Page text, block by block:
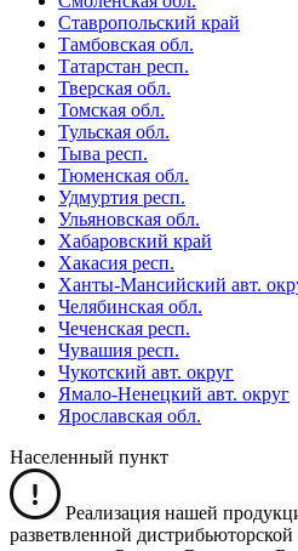
Ставропольский край
Тамбовская обл.
Татарстан респ.
Тверская обл.
Томская обл.
Тульская обл.
Тыва респ.
Тюменская обл.
Удмуртия респ.
Ульяновская обл.
Хабаровский край
Хакасия респ.
Ханты-Мансийский авт.
Челябинская обл.
Чеченская респ.
Чувашия респ.
Чукотский авт. округ
Ямало-Ненецкий авт. округ
Ярославская обл.
Населенный пункт
Реализация нашей
разветвленной